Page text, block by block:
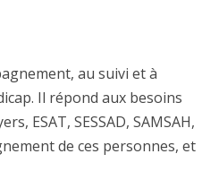
au suivi et à
Il répond aux besoins
ESAT, SESSAD, SAMSAH,
de ces personnes, et